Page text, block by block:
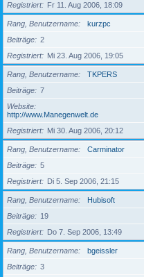
Registriert
Fr 11. Aug 2006, 18:09
Rang, Benutzername
kurzpc
Beiträge
2
Registriert
Mi 23. Aug 2006, 19:05
Rang, Benutzername
TKPERS
Beiträge
7
Website
http://www.Manegenwelt.de
Registriert
Mi 30. Aug 2006, 20:12
Rang, Benutzername
Carminator
Beiträge
5
Registriert
Di 5. Sep 2006, 21:15
Rang, Benutzername
Hubisoft
Beiträge
19
Registriert
Do 7. Sep 2006, 13:49
Rang, Benutzername
bgeissler
Beiträge
3